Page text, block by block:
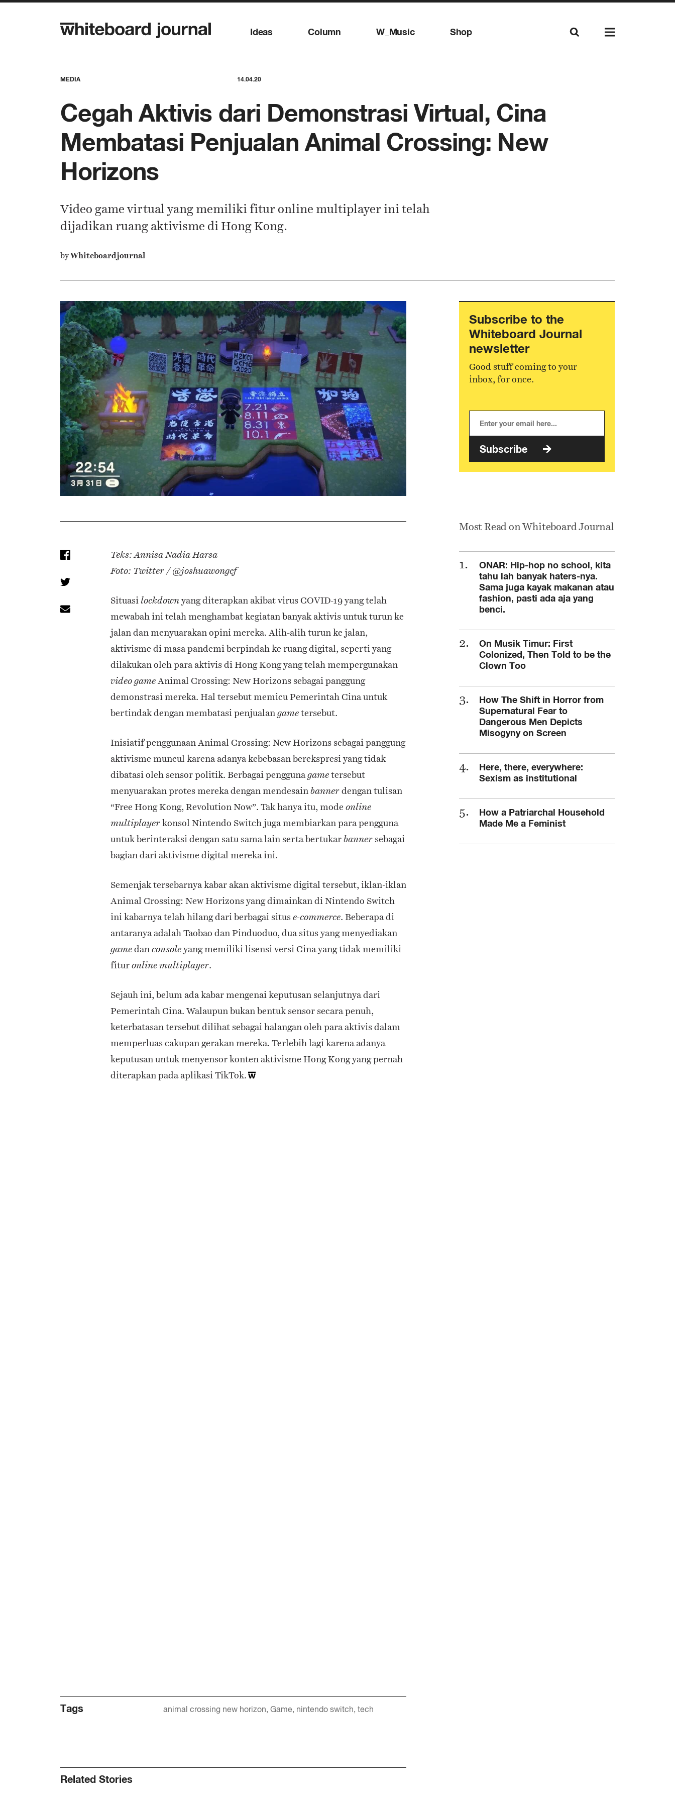
Ideas Column W_Music Shop
MEDIA 14.04.20
Cegah Aktivis dari Demonstrasi Virtual, Cina
Membatasi Penjualan Animal Crossing: New
Horizons
Video game virtual yang memiliki fitur online multiplayer ini telah
dijadikan ruang aktivisme di Hong Kong.
byWhiteboardjournal
Teks: Annisa Nadia Harsa
Foto: Twitter / @joshuawongcf
Situasi lockdownyang diterapkan akibat virus COVID-19 yang telah
mewabah ini telah menghambat kegiatan banyak aktivis untuk turun ke
jalan dan menyuarakan opini mereka. Alih-alih turun ke jalan,
aktivisme di masa pandemi berpindah ke ruang digital, seperti yang
dilakukan oleh para aktivis di Hong Kong yang telah mempergunakan
video gameAnimal Crossing: New Horizons sebagai panggung
demonstrasi mereka. Hal tersebut memicu Pemerintah Cina untuk
bertindak dengan membatasi penjualangametersebut.
Inisiatif penggunaan Animal Crossing: New Horizons sebagai panggung
aktivisme muncul karena adanya kebebasan berekspresi yang tidak
dibatasi oleh sensor politik. Berbagai penggunagametersebut
menyuarakan protes mereka dengan mendesainbannerdengan tulisan
“Free Hong Kong, Revolution Now”. Tak hanya itu, mode online
multiplayerkonsol Nintendo Switch juga membiarkan para pengguna
untuk berinteraksi dengan satu sama lain serta bertukarbanner sebagai
bagian dari aktivisme digital mereka ini.
Semenjak tersebarnya kabar akan aktivisme digital tersebut, iklan-iklan
Animal Crossing: New Horizons yang dimainkan di Nintendo Switch
ini kabarnya telah hilang dari berbagai situse-commerce. Beberapa di
antaranya adalah Taobao dan Pinduoduo, dua situs yang menyediakan
gamedanconsoleyangmemiliki lisensi versi Cina yang tidak memiliki
fituronline multiplayer.
Sejauh ini, belum ada kabar mengenai keputusan selanjutnya dari
Pemerintah Cina. Walaupun bukan bentuk sensor secara penuh,
keterbatasan tersebut dilihat sebagai halangan oleh para aktivis dalam
memperluas cakupan gerakan mereka. Terlebih lagi karena adanya
keputusan untuk menyensor konten aktivisme Hong Kong yang pernah
diterapkan pada aplikasi TikTok.
Tags animal crossing new horizon Game nintendo switch tech
Related Stories
Subscribe to the
Whiteboard Journal
newsletter
Good stuff coming to your
inbox, for once.
Subscribe
Most Read on Whiteboard Journal
ONAR: Hip-hop no school, kita
tahu lah banyak haters-nya.
Sama juga kayak makanan atau
fashion, pasti ada aja yang
benci.
On Musik Timur: First
Colonized, Then Told to be the
Clown Too
How The Shift in Horror from
Supernatural Fear to
Dangerous Men Depicts
Misogyny on Screen
Here, there, everywhere:
Sexism as institutional
How a Patriarchal Household
Made Me a Feminist